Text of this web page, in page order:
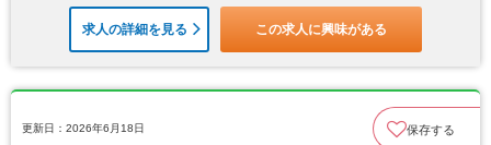
求人の詳細を見る この求人に興味がある
更新日：2026年6月18日 保存する